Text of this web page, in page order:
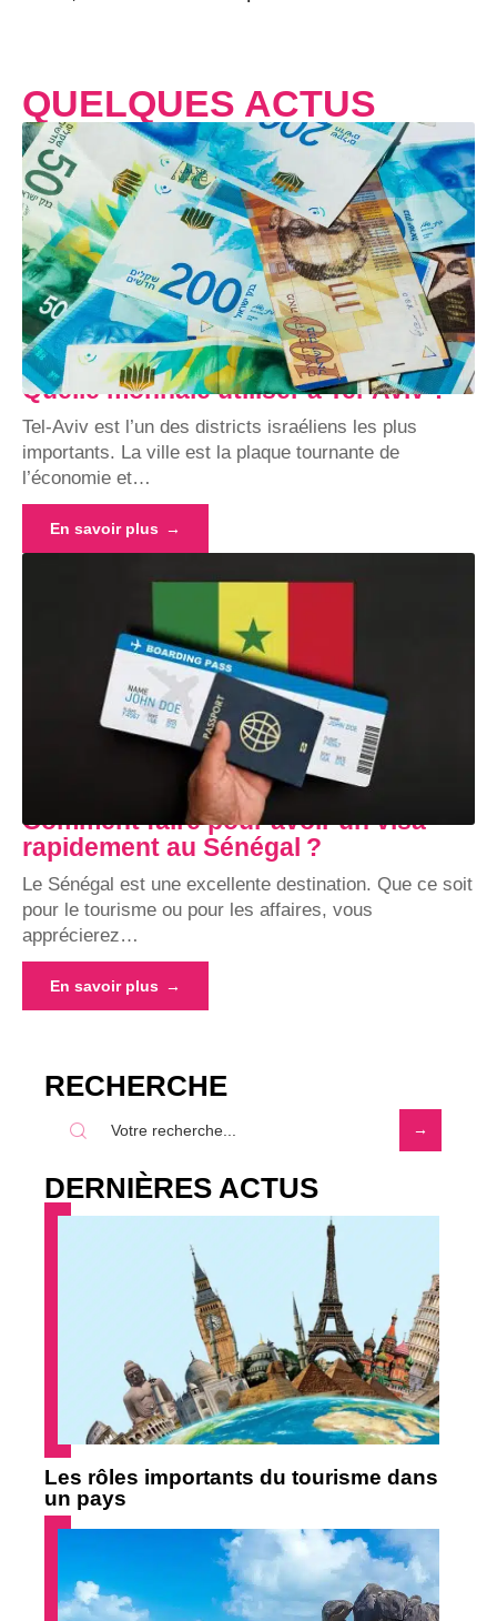
QUELQUES ACTUS
Quelle monnaie utiliser à Tel-Aviv ?
Tel-Aviv est l’un des districts israéliens les plus
importants. La ville est la plaque tournante de
l’économie et…
En savoir plus
Comment faire pour avoir un visa
rapidement au Sénégal ?
Le Sénégal est une excellente destination. Que ce soit
pour le tourisme ou pour les affaires, vous
apprécierez…
En savoir plus
RECHERCHE
DERNIÈRES ACTUS
Les rôles importants du tourisme dans
un pays